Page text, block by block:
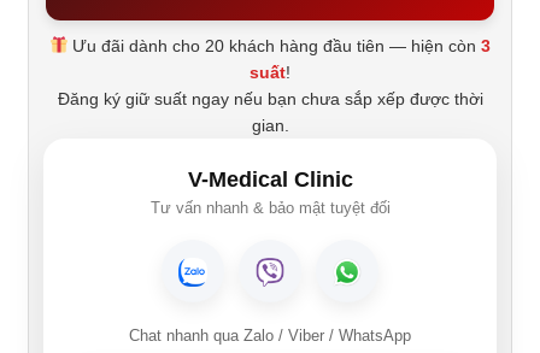
Ưu đãi dành cho 20 khách hàng đầu tiên — hiện còn3
suất!
Đăng ký giữ suất ngay nếu bạn chưa sắp xếp được thời
gian.
V-Medical Clinic
Tư vấn nhanh & bảo mật tuyệt đối
Chat nhanh qua Zalo / Viber / WhatsApp